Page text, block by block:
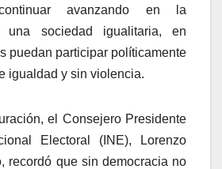
avanzando en la
una sociedad igualitaria, en
puedan participar políticamente
igualdad y sin violencia.
el Consejero Presidente
Electoral (INE), Lorenzo
recordó que sin democracia no